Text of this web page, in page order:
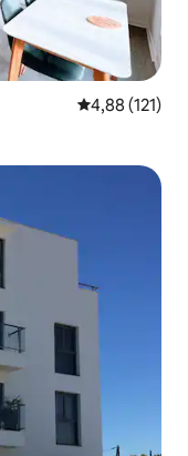
4,88 av 5 i
4,88 (121)